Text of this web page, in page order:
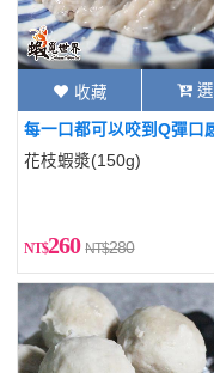
收藏
每一口都可以咬到Q彈口
花枝蝦漿(150g)
260 280